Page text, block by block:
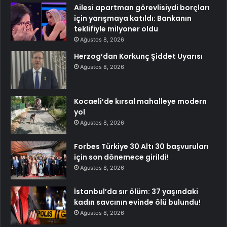
Ailesi apartman görevlisiydi borçları
için yarışmaya katıldı: Bankanın
teklifiyle milyoner oldu
Ağustos 8, 2026
Herzog’dan Korkunç Şiddet Uyarısı
Ağustos 8, 2026
Kocaeli’de kırsal mahalleye modern
yol
Ağustos 8, 2026
Forbes Türkiye 30 Altı 30 başvuruları
için son dönemece girildi!
Ağustos 8, 2026
İstanbul’da sır ölüm: 37 yaşındaki
kadın savcının evinde ölü bulundu!
Ağustos 8, 2026